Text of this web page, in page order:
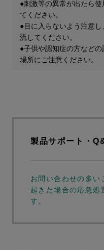
●刺激等の異常が出たら
てください。
●目に入らないよう注意
流してください。
●子供や認知症の方など
場所にご注意ください。
製品サポート・
お問い合わせの多い
起きた場合の応急処
す。